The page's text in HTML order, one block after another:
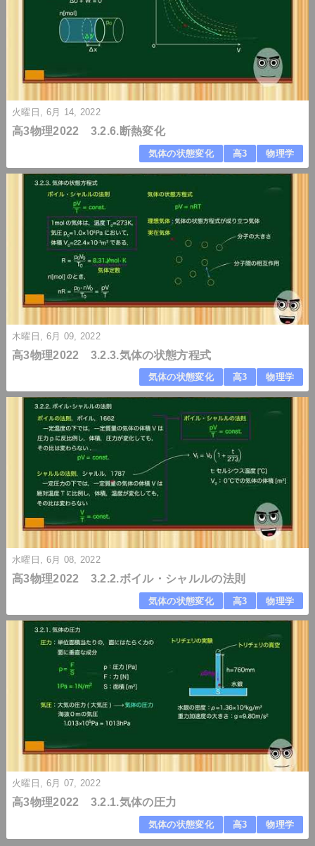
火曜日, 6月 14, 2022
高3物理2022 3.2.6.断熱変化
気体の状態変化 高3 物理学
木曜日, 6月 09, 2022
高3物理2022 3.2.3.気体の状態方程式
気体の状態変化 高3 物理学
水曜日, 6月 08, 2022
高3物理2022 3.2.2.ボイル・シャルルの法則
気体の状態変化 高3 物理学
火曜日, 6月 07, 2022
高3物理2022 3.2.1.気体の圧力
気体の状態変化 高3 物理学